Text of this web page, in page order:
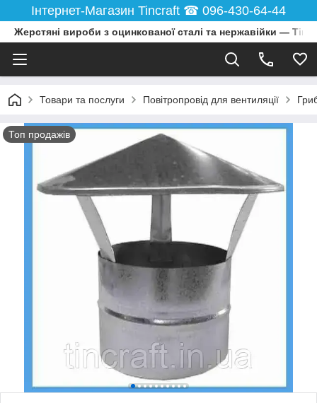
Інтернет-Магазин Tincraft ☎︎ 096-430-64-44
Жерстяні вироби з оцинкованої сталі та нержавійки —
Товари та послуги Повітропровід для вентиляції
Топ продажів